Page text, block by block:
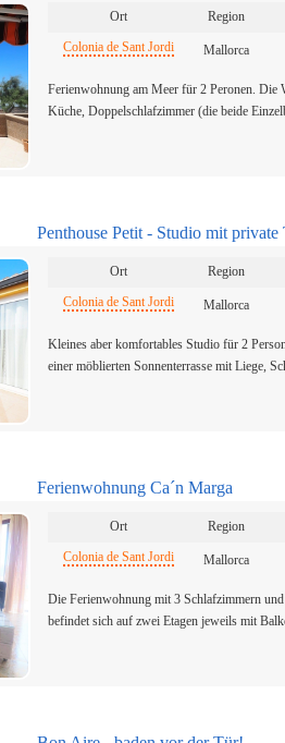
Region
Ort
Mallorca
Colonia de Sant Jordi
Ferienwohnung am Meer für 2 Peronen.
Küche, Doppelschlafzimmer (die beide
Penthouse Petit - Studio mit private
Region
Ort
Mallorca
Colonia de Sant Jordi
Kleines aber komfortables Studio für 2
einer möblierten Sonnenterrasse mit Liege,
Ferienwohnung Ca´n Marga
Region
Ort
Mallorca
Colonia de Sant Jordi
Die Ferienwohnung mit 3 Schlafzimmern
befindet sich auf zwei Etagen jeweils mit